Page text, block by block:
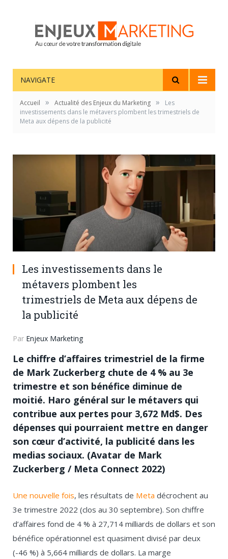
NAVIGATE
Accueil » Actualité des Enjeux du Marketing »
Les
investissements dans le métavers plombent les trimestriels de
Meta aux dépens de la publicité
Les investissements dans le
métavers plombent les
trimestriels de Meta aux dépens de
la publicité
Par Enjeux Marketing
Le chiffre d’affaires trimestriel de la firme
de Mark Zuckerberg chute de 4 % au 3e
trimestre et son bénéfice diminue de
moitié. Haro général sur le métavers qui
contribue aux pertes pour 3,672 Md$. Des
dépenses qui pourraient mettre en danger
son cœur d’activité, la publicité dans les
medias sociaux. (Avatar de Mark
Zuckerberg / Meta Connect 2022)
Une nouvelle fois, les résultats de Meta décrochent au
3e trimestre 2022 (clos au 30 septembre). Son chiffre
d’affaires fond de 4 % à 27,714 milliards de dollars et son
bénéfice opérationnel est quasiment divisé par deux
(-46 %) à 5,664 milliards de dollars. La marge